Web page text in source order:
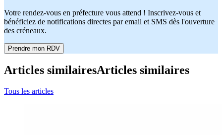
Votre rendez-vous en préfecture vous attend ! Inscrivez-vous et
bénéficiez de notifications directes par email et SMS dès l'ouverture
des créneaux.
Prendre mon RDV
Articles similairesArticles similaires
Tous les articles